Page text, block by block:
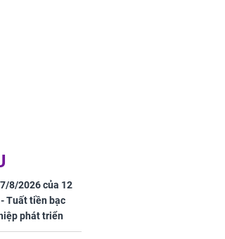
8/2026 của 12
Tuất tiền bạc
phát triển
- Thân tài lộc